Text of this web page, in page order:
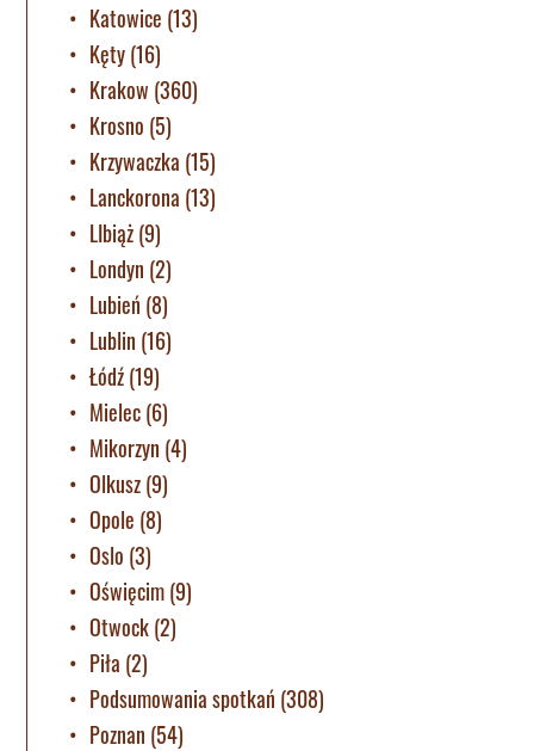
Katowice (13)
Kęty(16)
Krakow (360)
Krosno (5)
Krzywaczka (15)
Lanckorona (13)
LIbiąż(9)
Londyn (2)
Lubień (8)
Lublin (16)
Łódź(19)
Mielec(6)
Mikorzyn (4)
Olkusz(9)
Opole (8)
Oslo (3)
Oświęcim(9)
Otwock(2)
Piła (2)
Podsumowania spotkań (308)
Poznan (54)